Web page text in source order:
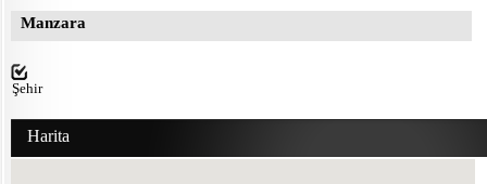
Manzara
Şehir
Harita